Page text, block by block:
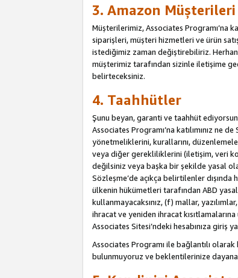
3. Amazon Müşterileri
Müşterilerimiz, Associates Programı’na
siparişleri, müşteri hizmetleri ve ürün
istediğimiz zaman değiştirebiliriz.
müşterimiz tarafından sizinle iletişime
belirteceksiniz.
4. Taahhütler
Şunu beyan, garanti ve taahhüt
Associates Programı’na katılımınız
yönetmeliklerini, kurallarını,
veya diğer gerekliliklerini (iletişim, veri
değilsiniz veya başka bir şekilde yasal
Sözleşme’de açıkça belirtilenler
ülkenin hükümetleri tarafından ABD
kullanmayacaksınız, (f) mallar,
ihracat ve yeniden ihracat
Associates Sitesi’ndeki hesabınıza giriş
Associates Programı ile bağlantılı
bulunmuyoruz ve beklentilerinize